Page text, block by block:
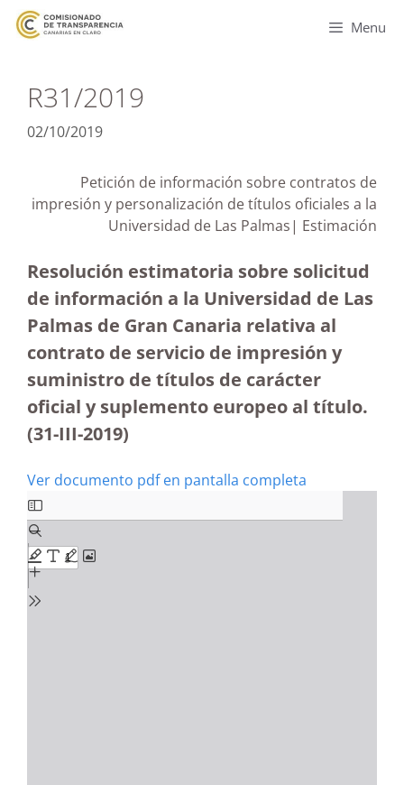
Menu
R31/2019
02/10/2019
Petición de información sobre contratos de
impresión y personalización de títulos oficiales a la
Universidad de Las Palmas| Estimación
Resolución estimatoria sobre solicitud
de información a la Universidad de Las
Palmas de Gran Canaria relativa al
contrato de servicio de impresión y
suministro de títulos de carácter
oficial y suplemento europeo al título.
(31-III-2019)
Ver documento pdf en pantalla completa